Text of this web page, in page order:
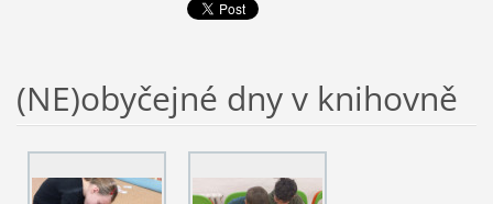
(NE)obyčejné dny v knihovně